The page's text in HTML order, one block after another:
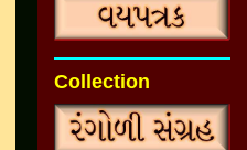
Collection